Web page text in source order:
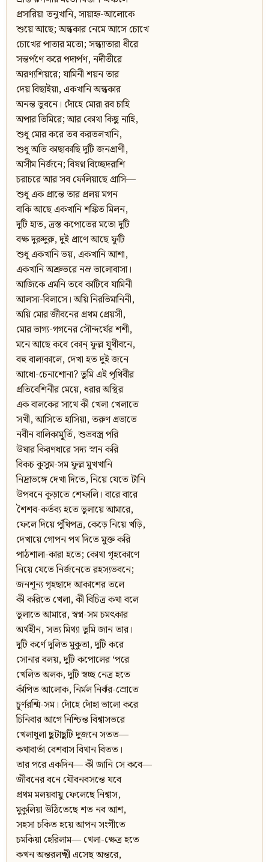
প্রসারিয়া তনুখানি, সায়াহ্ন-আলোকে
শুয়ে আছে; অন্ধকার নেমে আসে চোখে
চোখের পাতার মতো; সন্ধ্যাতারা ধীরে
সন্তর্পণে করে পদার্পণ, নদীতীরে
অরণ্যশিয়রে; যামিনী শয়ন তার
দেয় বিছাইয়া, একখানি অন্ধকার
অনন্ত ভুবনে। দোঁহে মোরা রব চাহি
অপার তিমিরে; আর কোথা কিছু নাহি,
শুধু মোর করে তব করতলখানি,
শুধু অতি কাছাকাছি দুটি জনপ্রাণী,
অসীম নির্জনে; বিষণ্ন বিচ্ছেদরাশি
চরাচরে আর সব ফেলিয়াছে গ্রাসি—
শুধু এক প্রান্তে তার প্রলয় মগন
বাকি আছে একখানি শঙ্কিত মিলন,
দুটি হাত, ত্রস্ত কপোতের মতো দুটি
বক্ষ দুরুদুরু, দুই প্রাণে আছে ফুটি
শুধু একখানি ভয়, একখানি আশা,
একখানি অশ্রুভরে নম্র ভালোবাসা।
আজিকে এমনি তবে কাটিবে যামিনী
আলস্য-বিলাসে। অয়ি নিরভিমানিনী,
অয়ি মোর জীবনের প্রথম প্রেয়সী,
মোর ভাগ্য-গগনের সৌন্দর্যের শশী,
মনে আছে কবে কোন্‌ ফুল্ল যূথীবনে,
বহু বাল্যকালে, দেখা হত দুই জনে
আধো-চেনাশোনা? তুমি এই পৃথিবীর
প্রতিবেশিনীর মেয়ে, ধরার অস্থির
এক বালকের সাথে কী খেলা খেলাতে
সখী, আসিতে হাসিয়া, তরুণ প্রভাতে
নবীন বালিকামূর্তি, শুভ্রবস্ত্র পরি
উষার কিরণধারে সদ্য স্নান করি
বিকচ কুসুম-সম ফুল্ল মুখখানি
নিদ্রাভঙ্গে দেখা দিতে, নিয়ে যেতে টানি
উপবনে কুড়াতে শেফালি। বারে বারে
শৈশব-কর্তব্য হতে ভুলায়ে আমারে,
ফেলে দিয়ে পুঁথিপত্র, কেড়ে নিয়ে খড়ি,
দেখায়ে গোপন পথ দিতে মুক্ত করি
পাঠশালা-কারা হতে; কোথা গৃহকোণে
নিয়ে যেতে নির্জনেতে রহস্যভবনে;
জনশূন্য গৃহছাদে আকাশের তলে
কী করিতে খেলা, কী বিচিত্র কথা বলে
ভুলাতে আমারে, স্বপ্ন-সম চমৎকার
অর্থহীন, সত্য মিথ্যা তুমি জান তার।
দুটি কর্ণে দুলিত মুকুতা, দুটি করে
সোনার বলয়, দুটি কপোলের ‘পরে
খেলিত অলক, দুটি স্বচ্ছ নেত্র হতে
কাঁপিত আলোক, নির্মল নির্ঝর-স্রোতে
চূর্ণরশ্মি-সম। দোঁহে দোঁহা ভালো করে
চিনিবার আগে নিশ্চিন্ত বিশ্বাসভরে
খেলাধুলা ছুটাছুটি দুজনে সতত—
কথাবার্তা বেশবাস বিথান বিতত।
তার পরে একদিন— কী জানি সে কবে—
জীবনের বনে যৌবনবসন্তে যবে
প্রথম মলয়বায়ু ফেলেছে নিশ্বাস,
মুকুলিয়া উঠিতেছে শত নব আশ,
সহসা চকিত হয়ে আপন সংগীতে
চমকিয়া হেরিলাম— খেলা-ক্ষেত্র হতে
কখন অন্তরলক্ষ্মী এসেছ অন্তরে,